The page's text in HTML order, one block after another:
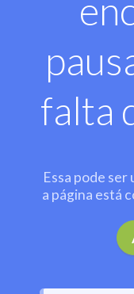
falta
Essa pode ser
a página está